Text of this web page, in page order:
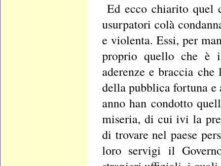
Ed ecco chiarito quel
usurpatori colà
e violenta. Essi, per
proprio quello che è
aderenze e braccia
della pubblica fortuna e
anno han condotto
miseria, di cui ivi la
di trovare nel paese
loro servigi il